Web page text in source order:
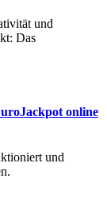
und
Das
online
und